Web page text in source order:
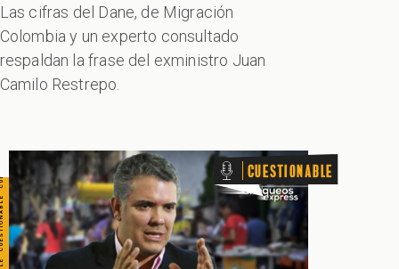
Las cifras del Dane, de Migración
Colombia y un experto consultado
respaldan la frase del exministro Juan
Camilo Restrepo.
Cuestionable